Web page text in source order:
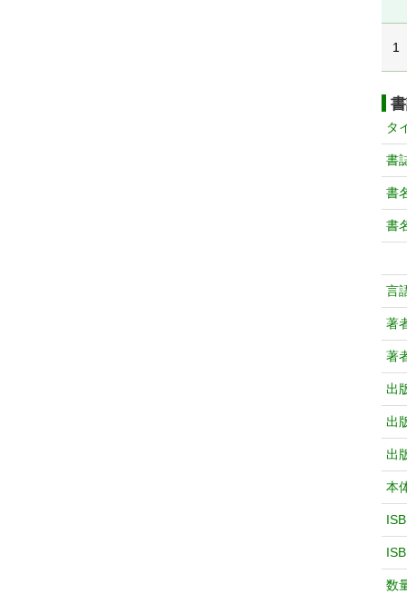
1
タ
書
書
書
言
著
著
出
出
出
本
数